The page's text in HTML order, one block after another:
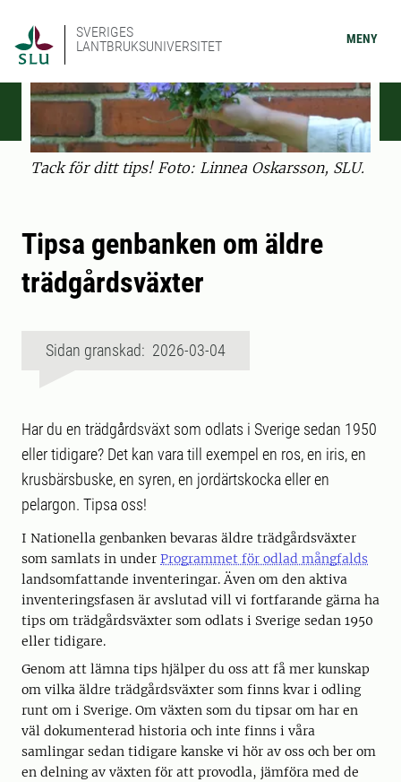
SVERIGES
LANTBRUKSUNIVERSITET
MENY
Tack för ditt tips! Foto: Linnea Oskarsson, SLU.
Tipsa genbanken om äldre
trädgårdsväxter
Sidan granskad: 2026-03-04
Har du en trädgårdsväxt som odlats i Sverige sedan 1950
eller tidigare? Det kan vara till exempel en ros, en iris, en
krusbärsbuske, en syren, en jordärtskocka eller en
pelargon. Tipsa oss!
I Nationella genbanken bevaras äldre trädgårdsväxter
som samlats in under Programmet för odlad mångfalds
landsomfattande inventeringar. Även om den aktiva
inventeringsfasen är avslutad vill vi fortfarande gärna ha
tips om trädgårdsväxter som odlats i Sverige sedan 1950
eller tidigare.
Genom att lämna tips hjälper du oss att få mer kunskap
om vilka äldre trädgårdsväxter som finns kvar i odling
runt om i Sverige. Om växten som du tipsar om har en
väl dokumenterad historia och inte finns i våra
samlingar sedan tidigare kanske vi hör av oss och ber om
en delning av växten för att provodla, jämföra med de